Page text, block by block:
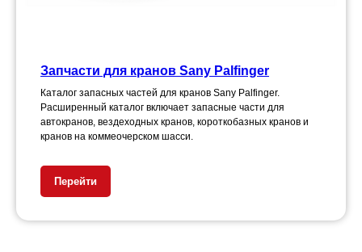
Запчасти для кранов Sany Palfinger
Каталог запасных частей для кранов Sany Palfinger.
Расширенный каталог включает запасные части для
автокранов, вездеходных кранов, короткобазных кранов и
кранов на коммеочерском шасси.
Перейти